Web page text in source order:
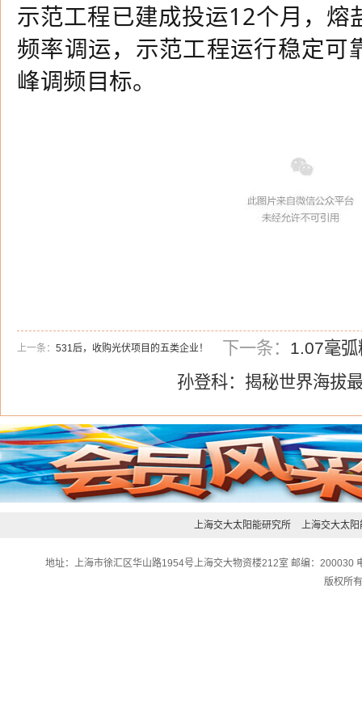
示范工程已建成投运12个月，熔
频率调运，示范工程运行稳定可
峰调频目标。
上一条： 531后，收购光伏项目的五类企业！ 下一条： 1.07毫
孙登科：揭秘世界海拔
上海交大太阳能研究所 上海交大太阳
地址：上海市徐汇区华山路1954号上海交大物资楼212室 邮编：
版权所